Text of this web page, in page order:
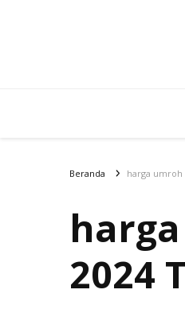
Beranda harga umroh
2024